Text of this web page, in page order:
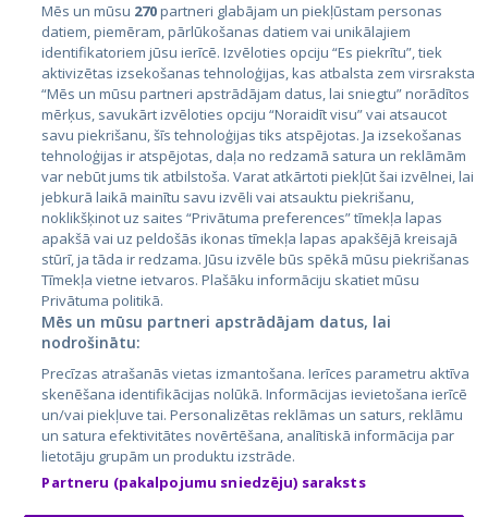
Страны
Эстония
Латвия
Литва
City24.lv
City24.ee
GetaPro.lv
GetaPro.ee
Skelbiu.lt
Autoplius.lt
CVbankas.lt
Kainos.lt
Paslaugos.lt
auto24.ee
Osta.ee
Mēs un mūsu 270partneri glabājam un piekļūstam personas
datiem, piemēram, pārlūkošanas datiem vai unikālajiem
identifikatoriem jūsu ierīcē. Izvēloties opciju “Es piekrītu”, tiek
aktivizētas izsekošanas tehnoloģijas, kas atbalsta zem virsraksta
“Mēs un mūsu partneri apstrādājam datus, lai sniegtu” norādītos
mērķus, savukārt izvēloties opciju “Noraidīt visu” vai atsaucot
savu piekrišanu, šīs tehnoloģijas tiks atspējotas. Ja izsekošanas
tehnoloģijas ir atspējotas, daļa no redzamā satura un reklāmām
var nebūt jums tik atbilstoša. Varat atkārtoti piekļūt šai izvēlnei, lai
jebkurā laikā mainītu savu izvēli vai atsauktu piekrišanu,
noklikšķinot uz saites “Privātuma preferences” tīmekļa lapas
apakšā vai uz peldošās ikonas tīmekļa lapas apakšējā kreisajā
stūrī, ja tāda ir redzama. Jūsu izvēle būs spēkā mūsu piekrišanas
Tīmekļa vietne ietvaros. Plašāku informāciju skatiet mūsu
Privātuma politikā.
Mēs un mūsu partneri apstrādājam datus, lai
nodrošinātu:
Precīzas atrašanās vietas izmantošana. Ierīces parametru aktīva
skenēšana identifikācijas nolūkā. Informācijas ievietošana ierīcē
un/vai piekļuve tai. Personalizētas reklāmas un saturs, reklāmu
un satura efektivitātes novērtēšana, analītiskā informācija par
lietotāju grupām un produktu izstrāde.
Partneru (pakalpojumu sniedzēju) saraksts